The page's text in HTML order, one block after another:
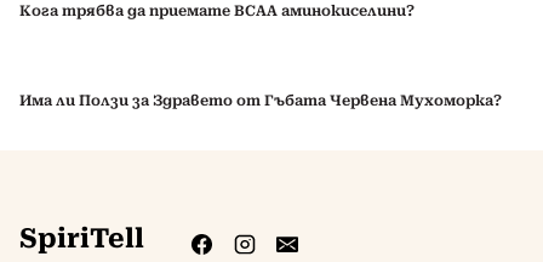
Кога трябва да приемате BCAA аминокиселини?
Има ли Ползи за Здравето от Гъбата Червена Мухоморка?
SpiriTell